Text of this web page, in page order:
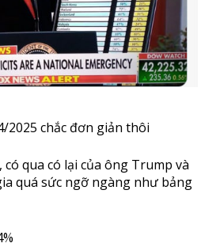
2025 chắc đơn giản thôi
qua có lại của ông Trump và
quá sức ngỡ ngàng như bảng